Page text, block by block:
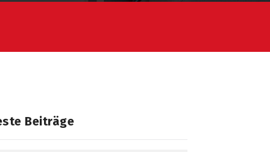
Beiträge